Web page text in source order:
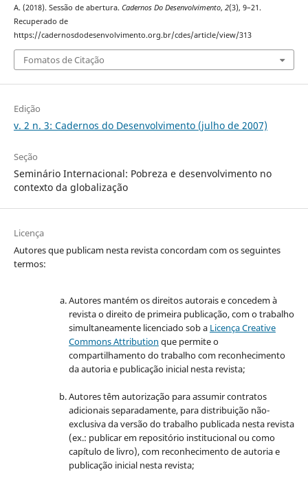
A. (2018). Sessão de abertura. Cadernos Do Desenvolvimento, 2(3), 9–21.
Recuperado de
https://cadernosdodesenvolvimento.org.br/cdes/article/view/313
Fomatos de Citação
Edição
v. 2 n. 3: Cadernos do Desenvolvimento (julho de 2007)
Seção
Seminário Internacional: Pobreza e desenvolvimento no
contexto da globalização
Licença
Autores que publicam nesta revista concordam com os seguintes
termos:
Autores mantém os direitos autorais e concedem à
revista o direito de primeira publicação, com o trabalho
simultaneamente licenciado sob a Licença Creative
Commons Attribution que permite o
compartilhamento do trabalho com reconhecimento
da autoria e publicação inicial nesta revista;
Autores têm autorização para assumir contratos
adicionais separadamente, para distribuição não-
exclusiva da versão do trabalho publicada nesta revista
(ex.: publicar em repositório institucional ou como
capítulo de livro), com reconhecimento de autoria e
publicação inicial nesta revista;